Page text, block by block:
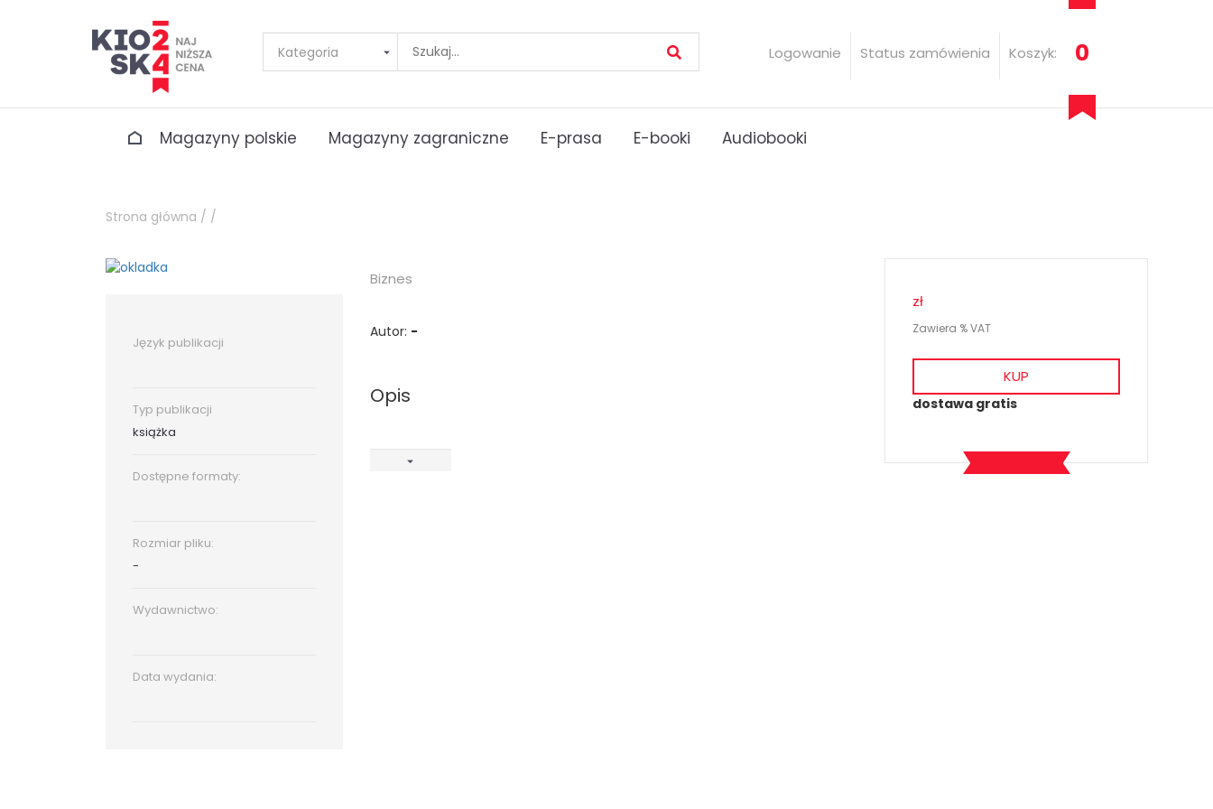
Logowanie Status zamówienia Koszyk: 0
Magazyny polskie Magazyny zagraniczne E-prasa E-booki Audiobooki
Strona główna / /
Język publikacji
Typ publikacji
książka
Dostępne formaty:
Rozmiar pliku:
-
Wydawnictwo:
Data wydania:
Biznes
Autor: -
Opis
zł
Zawiera % VAT
KUP
dostawa gratis